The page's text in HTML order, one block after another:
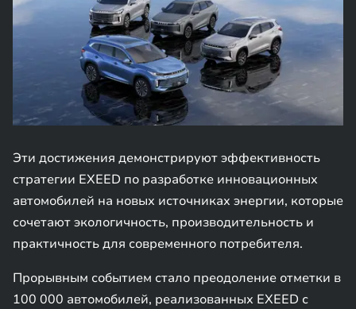
Эти достижения демонстрируют эффективность
стратегии EXEED по разработке инновационных
автомобилей на новых источниках энергии, которые
сочетают экологичность, производительность и
практичность для современного потребителя.
Прорывным событием стало преодоление отметки в
100 000 автомобилей, реализованных EXEED с